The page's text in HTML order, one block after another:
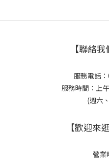
【聯絡
服務電話
服務時間：上
(週六
【歡迎來
營業